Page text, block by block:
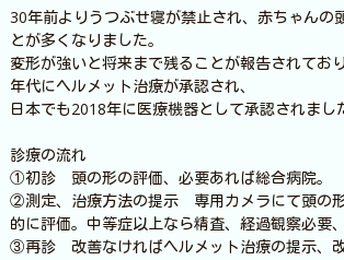
30年前よりうつぶせ寝が禁止され、赤ちゃんの
とが多くなりました。
変形が強いと将来まで残ることが報告されてお
年代にヘルメット治療が承認され、
日本でも2018年に医療機器として承認されまし
診療の流れ
①初診 頭の形の評価、必要あれば総合病院。
②測定、治療方法の提示 専用カメラにて頭の
的に評価。中等症以上なら精査、経過観察必要
③再診 改善なければヘルメット治療の提示、